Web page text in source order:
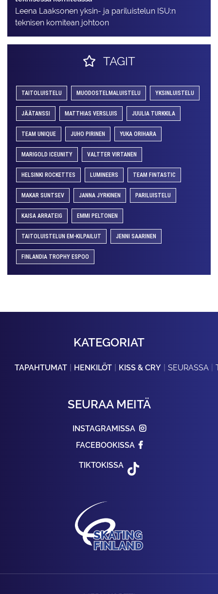
Leena Laaksonen yksin- ja pariluistelun ISU:n
teknisen komitean johtoon
TAGIT
TAITOLUISTELU MUODOSTELMALUISTELU YKSINLUISTELU
JÄÄTANSSI MATTHIAS VERSLUIS JUULIA TURKKILA
TEAM UNIQUE JUHO PIRINEN YUKA ORIHARA
MARIGOLD ICEUNITY VALTTER VIRTANEN
HELSINKI ROCKETTES LUMINEERS TEAM FINTASTIC
MAKAR SUNTSEV JANNA JYRKINEN PARILUISTELU
KAISA ARRATEIG EMMI PELTONEN
TAITOLUISTELUN EM-KILPAILUT JENNI SAARINEN
FINLANDIA TROPHY ESPOO
KATEGORIAT
TAPAHTUMAT HENKILÖT KISS & CRY SEURASSA
SEURAA MEITÄ
INSTAGRAMISSA
FACEBOOKISSA
TIKTOKISSA